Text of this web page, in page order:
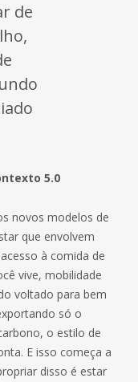
de
5.0
novos modelos de
que envolvem
à comida de
vive, mobilidade
voltado para bem
só o
o estilo de
E isso começa a
disso é estar